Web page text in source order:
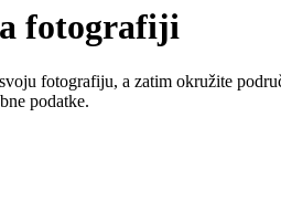
fotografiji
fotografiju, a zatim okružite
podatke.